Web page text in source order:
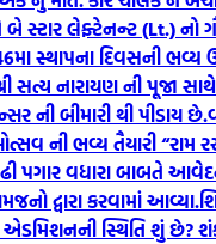
બે સ્ટાર લેફ્ટેનન્ટ (Lt.)
સ્થાપના દિવસની
સત્ય નારાયણ ની પૂજા
ની બીમારી થી પીડાય છે.
ની ભવ્ય તૈયારી
પગાર વધારા બાબતે
દ્વારા કરવામાં આવ્યા.
સ્થિતિ શું છે?